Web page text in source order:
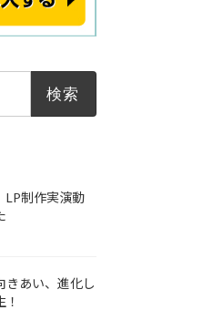
LP制作実演動
きあい、進化し